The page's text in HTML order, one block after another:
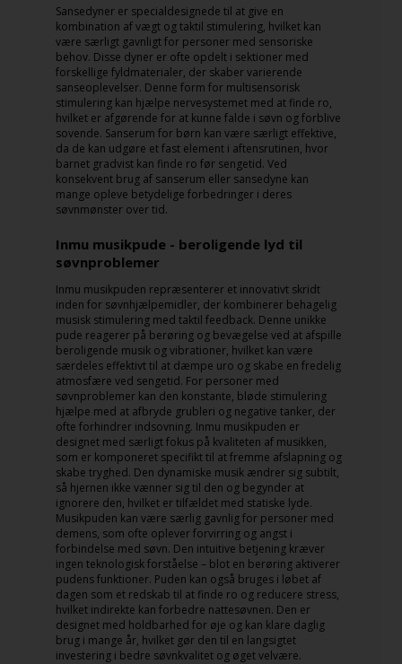
Sansedyner er specialdesignede til at give en
kombination af vægt og taktil stimulering, hvilket kan
være særligt gavnligt for personer med sensoriske
behov. Disse dyner er ofte opdelt i sektioner med
forskellige fyldmaterialer, der skaber varierende
sanseoplevelser. Denne form for multisensorisk
stimulering kan hjælpe nervesystemet med at finde ro,
hvilket er afgørende for at kunne falde i søvn og forblive
sovende. Sanserum for børn kan være særligt effektive,
da de kan udgøre et fast element i aftensrutinen, hvor
barnet gradvist kan finde ro før sengetid. Ved
konsekvent brug af sanserum eller sansedyne kan
mange opleve betydelige forbedringer i deres
søvnmønster over tid.
Inmu musikpude - beroligende lyd til
søvnproblemer
Inmu musikpuden repræsenterer et innovativt skridt
inden for søvnhjælpemidler, der kombinerer behagelig
musisk stimulering med taktil feedback. Denne unikke
pude reagerer på berøring og bevægelse ved at afspille
beroligende musik og vibrationer, hvilket kan være
særdeles effektivt til at dæmpe uro og skabe en fredelig
atmosfære ved sengetid. For personer med
søvnproblemer kan den konstante, bløde stimulering
hjælpe med at afbryde grubleri og negative tanker, der
ofte forhindrer indsovning. Inmu musikpuden er
designet med særligt fokus på kvaliteten af musikken,
som er komponeret specifikt til at fremme afslapning og
skabe tryghed. Den dynamiske musik ændrer sig subtilt,
så hjernen ikke vænner sig til den og begynder at
ignorere den, hvilket er tilfældet med statiske lyde.
Musikpuden kan være særlig gavnlig for personer med
demens, som ofte oplever forvirring og angst i
forbindelse med søvn. Den intuitive betjening kræver
ingen teknologisk forståelse – blot en berøring aktiverer
pudens funktioner. Puden kan også bruges i løbet af
dagen som et redskab til at finde ro og reducere stress,
hvilket indirekte kan forbedre nattesøvnen. Den er
designet med holdbarhed for øje og kan klare daglig
brug i mange år, hvilket gør den til en langsigtet
investering i bedre søvnkvalitet og øget velvære.